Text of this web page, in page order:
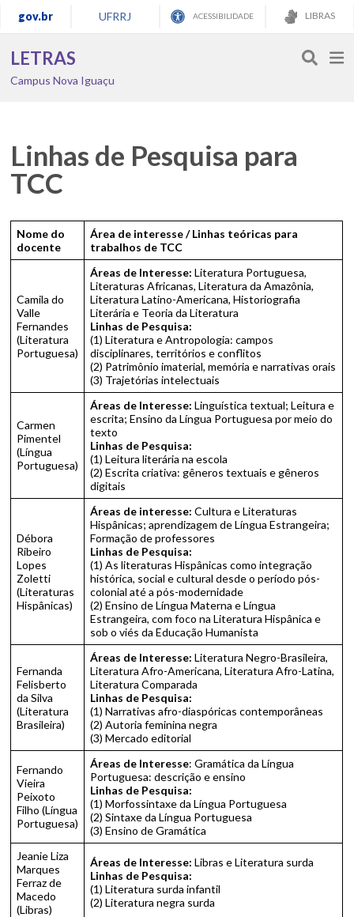
gov.br UFRRJ ACESSIBILIDADE LIBRAS
LETRAS
Campus Nova Iguaçu
Linhas de Pesquisa para
TCC
Nome do
docente
Área de interesse /Linhas teóricas para
trabalhos de TCC
Camila do
Valle
Fernandes
(Literatura
Portuguesa)
Áreas de Interesse: Literatura Portuguesa,
Literaturas Africanas, Literatura da Amazônia,
Literatura Latino-Americana, Historiografia
Literária e Teoria da Literatura
Linhas de Pesquisa:
(1) Literatura e Antropologia: campos
disciplinares, territórios e conflitos
(2) Patrimônio imaterial, memória e narrativas orais
(3) Trajetórias intelectuais
Carmen
Pimentel
(Língua
Portuguesa)
Áreas de Interesse:Linguística textual; Leitura e
escrita; Ensino da Língua Portuguesa por meio do
texto
Linhas de Pesquisa:
(1) Leitura literária na escola
(2) Escrita criativa: gêneros textuais e gêneros
digitais
Débora
Ribeiro
Lopes
Zoletti
(Literaturas
Hispânicas)
Áreas de interesse: Cultura e Literaturas
Hispânicas; aprendizagem de Língua Estrangeira;
Formação de professores
Linhas de Pesquisa:
(1) As literaturas Hispânicas como integração
histórica, social e cultural desde o período pós-
colonial até a pós-modernidade
(2) Ensino de Língua Materna e Língua
Estrangeira, com foco na Literatura Hispânica e
sob o viés da Educação Humanista
Fernanda
Felisberto
da Silva
(Literatura
Brasileira)
Áreas de Interesse: Literatura Negro-Brasileira,
Literatura Afro-Americana, Literatura Afro-Latina,
Literatura Comparada
Linhas de Pesquisa:
(1) Narrativas afro-diaspóricas contemporâneas
(2) Autoria feminina negra
(3) Mercado editorial
Fernando
Vieira
Peixoto
Filho (Língua
Portuguesa)
Áreas de Interesse: Gramática da Língua
Portuguesa: descrição e ensino
Linhas de Pesquisa:
(1) Morfossintaxe da Língua Portuguesa
(2) Sintaxe da Língua Portuguesa
(3) Ensino de Gramática
Jeanie Liza
Marques
Ferraz de
Macedo
(Libras)
Áreas de Interesse:Libras e Literatura surda
Linhas de Pesquisa:
(1) Literatura surda infantil
(2) Literatura negra surda